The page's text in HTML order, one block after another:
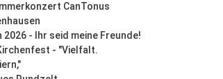
CanTonus
2026 - Ihr seid meine Freunde!
- "Vielfalt.